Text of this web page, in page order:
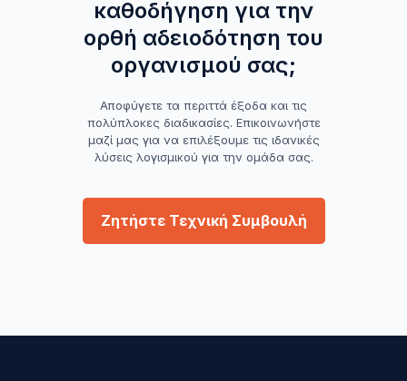
καθοδήγηση για την
ορθή αδειοδότηση του
οργανισμού σας;
Αποφύγετε τα περιττά έξοδα και τις
πολύπλοκες διαδικασίες. Επικοινωνήστε
μαζί μας για να επιλέξουμε τις ιδανικές
λύσεις λογισμικού για την ομάδα σας.
Ζητήστε Τεχνική Συμβουλή